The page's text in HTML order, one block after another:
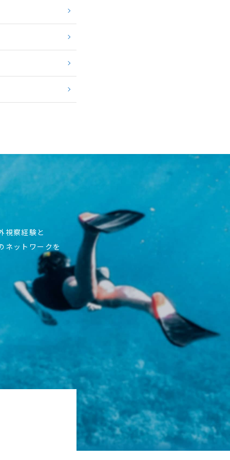
視察経験と
ネットワークを